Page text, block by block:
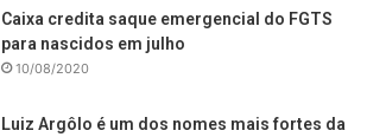
Caixa credita saque emergencial do FGTS
para nascidos em julho
10/08/2020
Luiz Argôlo é um dos nomes mais fortes da